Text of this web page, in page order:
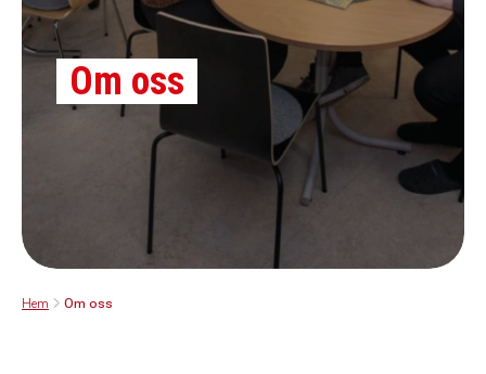
Om oss
Hem Om oss